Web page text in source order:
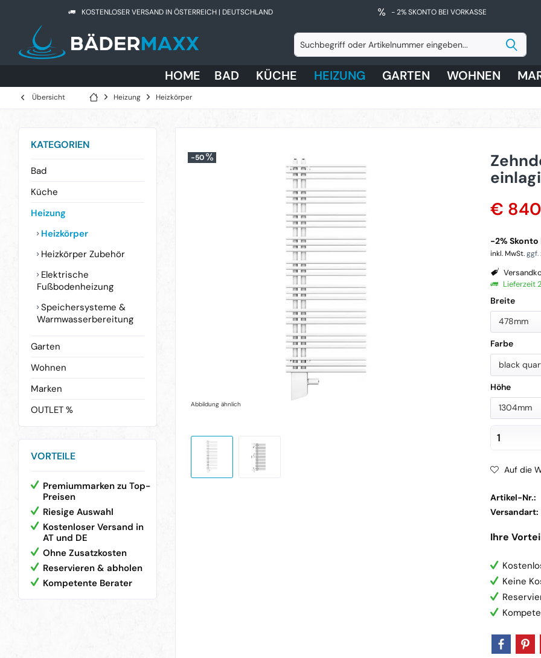
KOSTENLOSER VERSAND IN ÖSTERREICH | DEUTSCHLAND - 2% SKONTO BEI VORKASSE
HOME BAD KÜCHE HEIZUNG GARTEN WOHNEN
Übersicht Heizung Heizkörper
KATEGORIEN
Bad
Küche
Heizung
Heizkörper
Heizkörper Zubehör
Elektrische
Fußbodenheizung
Speichersysteme &
Warmwasserbereitung
Garten
Wohnen
Marken
OUTLET %
VORTEILE
Premiummarken zu Top-
Preisen
Riesige Auswahl
Kostenloser Versand in
AT und DE
Ohne Zusatzkosten
Reservieren & abholen
Kompetente Berater
-50
Abbildung ähnlich
€
-2% Skonto
inkl. MwSt.ggf.
Lieferzeit
Breite
478mm
Farbe
black
Höhe
1304mm
Auf die
Artikel-Nr.:
Versandart:
Ihre
Keine